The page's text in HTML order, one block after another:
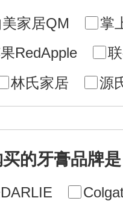
家居QM
掌
RedApple
林氏家居 源
的牙膏品牌